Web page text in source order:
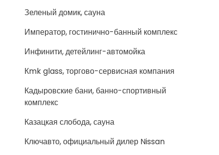
Зеленый домик, сауна
Император, гостинично-банный комплекс
Инфинити, детейлинг-автомойка
Кmk glass, торгово-сервисная компания
Кадыровские бани, банно-спортивный
комплекс
Казацкая слобода, сауна
Ключавто, официальный дилер Nissan